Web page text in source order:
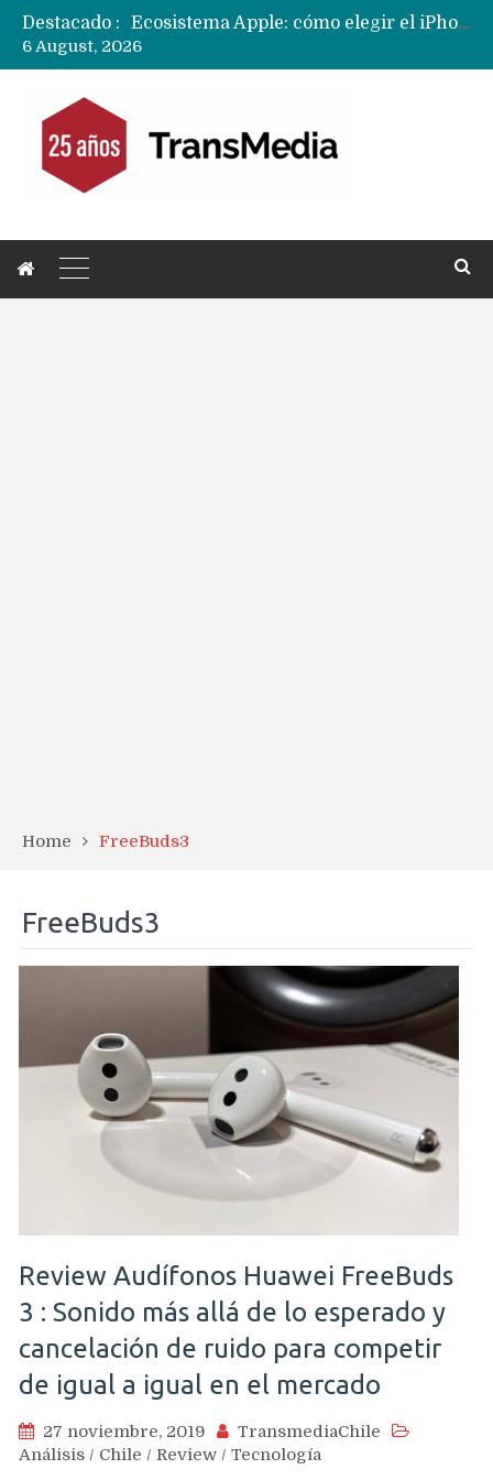
Destacado :
Ecosistema Apple: cómo elegir el iPhone según tu uso
Apple dice que más ex empleados se llevaron datos confidenciales a OpenAI
6 August, 2026
Home FreeBuds3
FreeBuds3
Review Audífonos Huawei FreeBuds
3 : Sonido más allá de lo esperado y
cancelación de ruido para competir
de igual a igual en el mercado
27 noviembre, 2019
TransmediaChile
Análisis / Chile / Review / Tecnología